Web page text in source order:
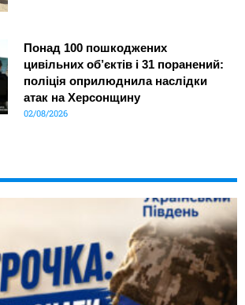
Понад 100 пошкоджених
цивільних об’єктів і 31 поранений:
поліція оприлюднила наслідки
атак на Херсонщину
02/08/2026